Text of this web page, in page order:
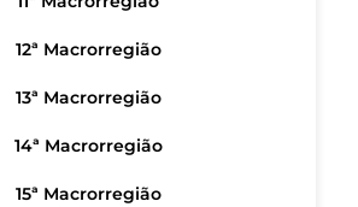
12ª Macrorregião
13ª Macrorregião
14ª Macrorregião
15ª Macrorregião